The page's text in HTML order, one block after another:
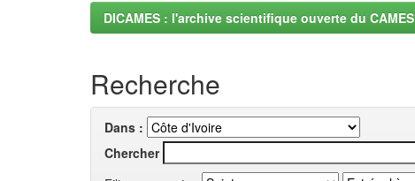
DICAMES : l'archive scientifique ouverte du CAMES
Recherche
Dans :
Chercher